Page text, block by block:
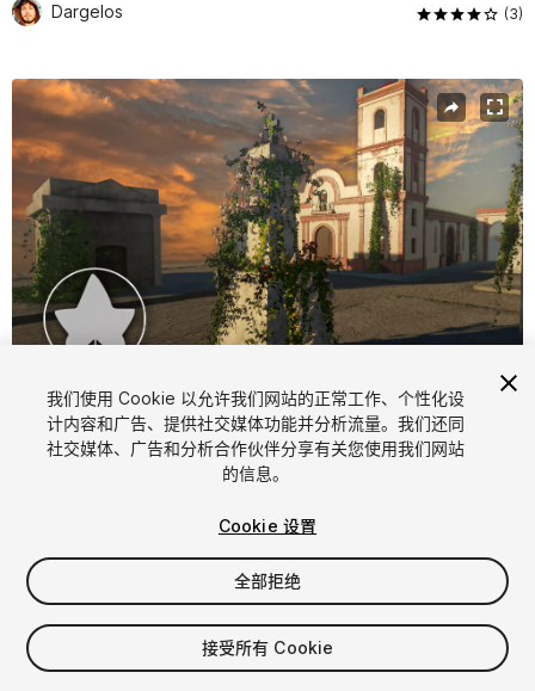
Dargelos (3)
当前幻灯片：1 / 16
1/16
$14.99
席位
我们使用 Cookie 以允许我们网站的正常工作、个性化设
计内容和广告、提供社交媒体功能并分析流量。我们还同
社交媒体、广告和分析合作伙伴分享有关您使用我们网站
的信息。
Cookie 设置
全部拒绝
接受所有 Cookie